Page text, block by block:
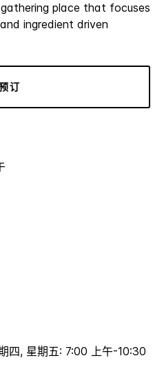
place that focuses
ingredient driven
订
四, 星期五: 7:00 上午-10:30